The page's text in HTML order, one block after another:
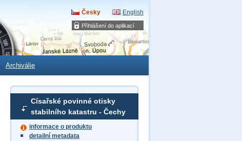
Přihlášení do aplikací
Česky English
Archiválie
Císařské povinné otisky
stabilního katastru - Čechy
informace o produktu
detailní metadata